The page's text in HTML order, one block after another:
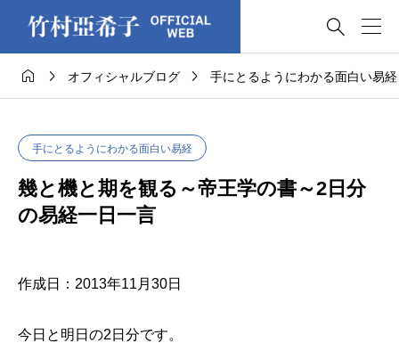

  オフィシャルブログ  手にとるようにわかる面白い易経
手にとるようにわかる面白い易経
幾と機と期を観る～帝王学の書～2日分
の易経一日一言
作成日：2013年11月30日
今日と明日の2日分です。